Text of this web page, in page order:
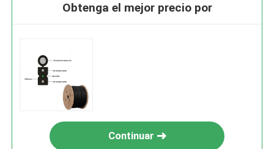
Obtenga el mejor precio por
Continuar